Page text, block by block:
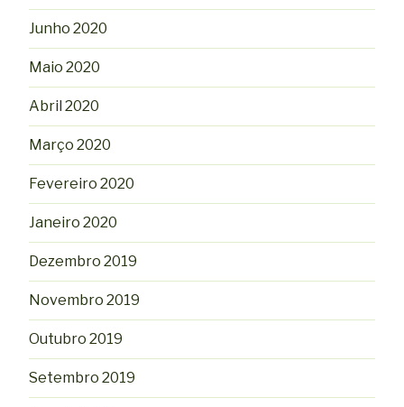
Junho 2020
Maio 2020
Abril 2020
Março 2020
Fevereiro 2020
Janeiro 2020
Dezembro 2019
Novembro 2019
Outubro 2019
Setembro 2019